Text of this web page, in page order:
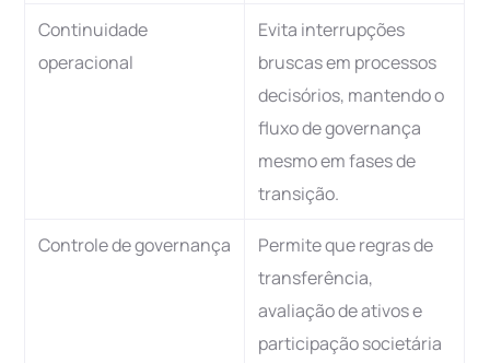
Continuidade
operacional
Evita interrupções
bruscas em processos
decisórios, mantendo o
fluxo de governança
mesmo em fases de
transição.
Controle de governança
Permite que regras de
transferência,
avaliação de ativos e
participação societária